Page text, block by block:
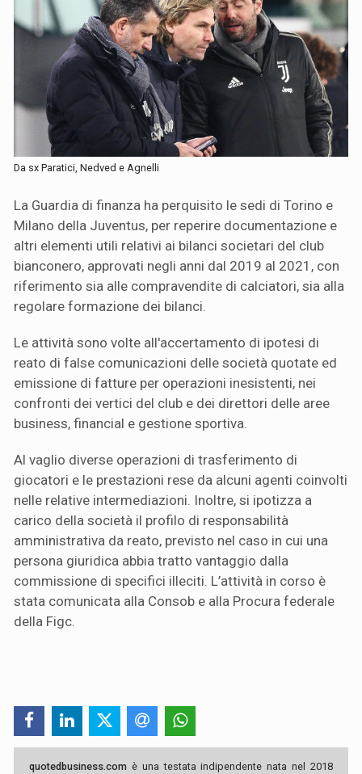
Da sx Paratici, Nedved e Agnelli
La Guardia di finanza ha perquisito le sedi di Torino e
Milano della Juventus, per reperire documentazione e
altri elementi utili relativi ai bilanci societari del club
bianconero, approvati negli anni dal 2019 al 2021, con
riferimento sia alle compravendite di calciatori, sia alla
regolare formazione dei bilanci.
Le attività sono volte all'accertamento di ipotesi di
reato di false comunicazioni delle società quotate ed
emissione di fatture per operazioni inesistenti, nei
confronti dei vertici del club e dei direttori delle aree
business, financial e gestione sportiva.
Al vaglio diverse operazioni di trasferimento di
giocatori e le prestazioni rese da alcuni agenti coinvolti
nelle relative intermediazioni. Inoltre, si ipotizza a
carico della società il profilo di responsabilità
amministrativa da reato, previsto nel caso in cui una
persona giuridica abbia tratto vantaggio dalla
commissione di specifici illeciti. L’attività in corso è
stata comunicata alla Consob e alla Procura federale
della Figc.
quotedbusiness.com è una testata indipendente nata nel 2018